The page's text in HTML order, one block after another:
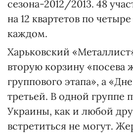
сезона-2012/2013. 48
на 12 квартетов по
каждом.
Харьковский
вторую корзину «посева
группового этапа», а
третьей. В одной группе
Украины, как и любой
встретиться не могут.